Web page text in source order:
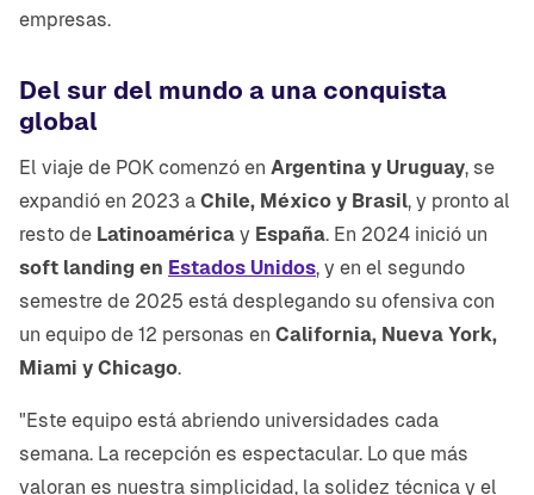
empresas.
Del sur del mundo a una conquista
global
El viaje de POK comenzó en Argentina y Uruguay, se
expandió en 2023 a Chile, México y Brasil, y pronto al
resto de Latinoamérica y España. En 2024 inició un
soft landing en Estados Unidos, y en el segundo
semestre de 2025 está desplegando su ofensiva con
un equipo de 12 personas en California, Nueva York,
Miami y Chicago.
"Este equipo está abriendo universidades cada
semana. La recepción es espectacular. Lo que más
valoran es nuestra simplicidad, la solidez técnica y el